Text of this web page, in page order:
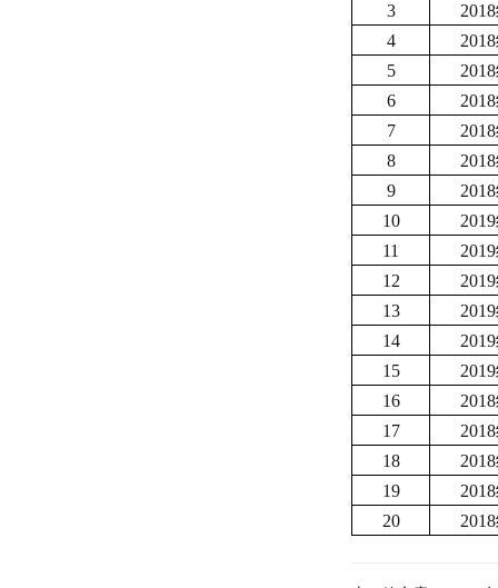
3
4
5
6
7
8
9
10
11
12
13
14
15
16
17
18
19
20